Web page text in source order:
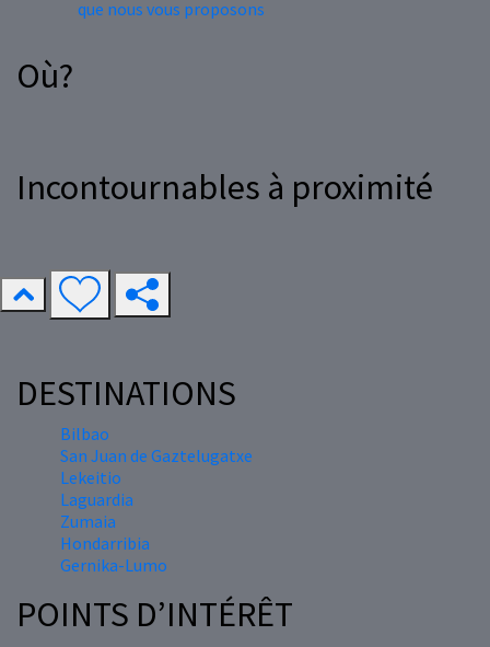
que nous vous proposons
Où?
Incontournables à proximité
DESTINATIONS
Bilbao
San Juan de Gaztelugatxe
Lekeitio
Laguardia
Zumaia
Hondarribia
Gernika-Lumo
POINTS D’INTÉRÊT